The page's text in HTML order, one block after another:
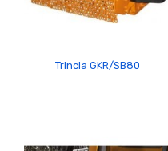
Trincia GKR/SB80